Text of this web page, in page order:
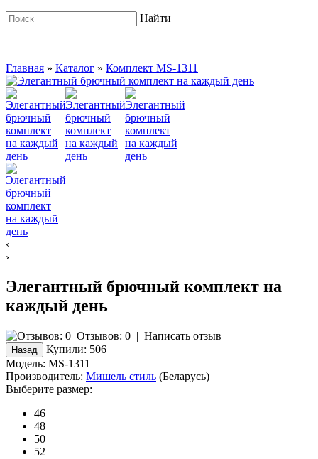
Найти
Главная » Каталог » Комплект MS-1311
‹
›
Элегантный брючный комплект на
каждый день
Отзывов: 0 | Написать отзыв
Купили: 506
Модель: MS-1311
Производитель: Мишель стиль (Беларусь)
Выберите размер:
46
48
50
52